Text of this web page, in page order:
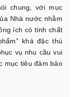
chung, với mục
Nhà nước nhằm
ích có tính chất
khá đặc thù
vụ nhu cầu vui
mục tiêu đảm bảo